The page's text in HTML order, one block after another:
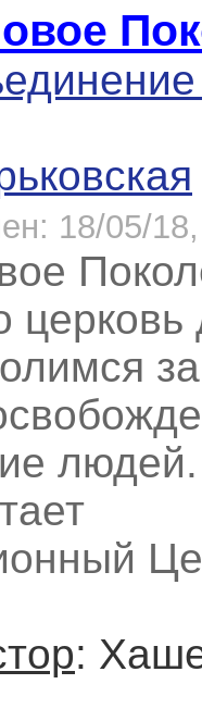
18/05/
церковь
за
: